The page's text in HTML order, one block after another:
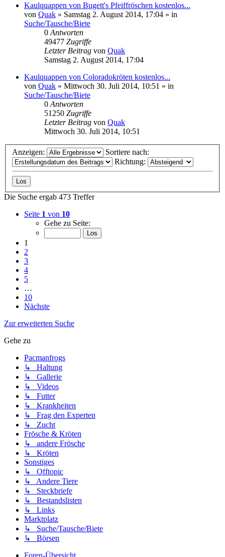
Kaulquappen von Bugett's Pfeiffröschen kostenlos...
von Quak » Samstag 2. August 2014, 17:04 » in
Suche/Tausche/Biete
0 Antworten
49477 Zugriffe
Letzter Beitrag von Quak
Samstag 2. August 2014, 17:04
Kaulquappen von Coloradokröten kostenlos...
von Quak » Mittwoch 30. Juli 2014, 10:51 » in
Suche/Tausche/Biete
0 Antworten
51250 Zugriffe
Letzter Beitrag von Quak
Mittwoch 30. Juli 2014, 10:51
Anzeigen:
Sortiere nach:
Richtung:
Die Suche ergab 473 Treffer
Seite 1 von 10
Gehe zu Seite:
1
2
3
4
5
…
10
Nächste
Zur erweiterten Suche
Gehe zu
Pacmanfrogs
↳ Haltung
↳ Gallerie
↳ Videos
↳ Futter
↳ Krankheiten
↳ Frag den Experten
↳ Zucht
Frösche & Kröten
↳ andere Frösche
↳ Kröten
Sonstiges
↳ Offtopic
↳ Andere Tiere
↳ Steckbriefe
↳ Bestandslisten
↳ Links
Marktplatz
↳ Suche/Tausche/Biete
↳ Börsen